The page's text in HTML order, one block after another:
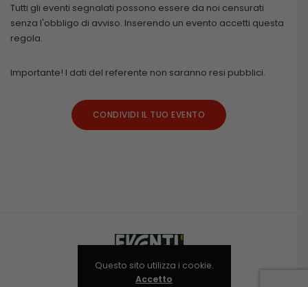
Tutti gli eventi segnalati possono essere da noi censurati
senza l'obbligo di avviso. Inserendo un evento accetti questa
regola.
Importante! I dati del referente non saranno resi pubblici.
CONDIVIDI IL TUO EVENTO
Questo sito utilizza i cookie.
Accetto